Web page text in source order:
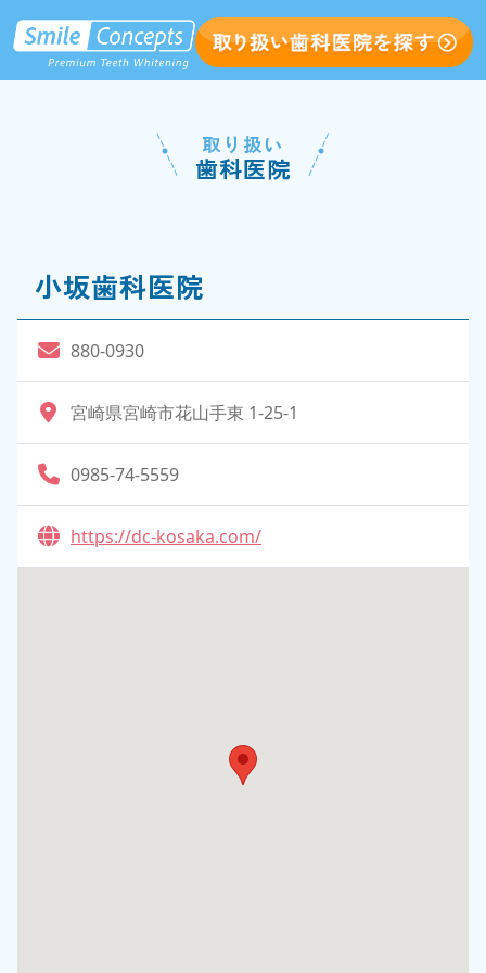
取り扱い
歯科医院
小坂歯科医院
880-0930
宮崎県宮崎市花山手東 1-25-1
0985-74-5559
https://dc-kosaka.com/